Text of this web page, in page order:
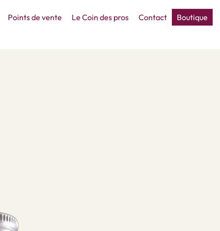
Points de vente Le Coin des pros Contact Boutique